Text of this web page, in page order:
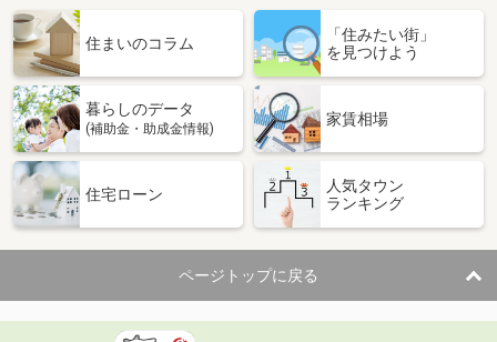
住まいのコラム
「住みたい街」
を見つけよう
暮らしのデータ
(補助金・助成金情報)
家賃相場
住宅ローン
人気タウン
ランキング
ページトップに戻る